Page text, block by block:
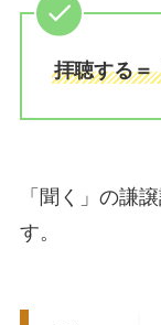
拝聴する＝
「聞く」の謙
す。